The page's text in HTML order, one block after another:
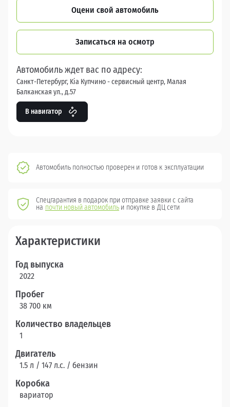
Оцени свой автомобиль
Записаться на осмотр
Автомобиль ждет вас по адресу:
Санкт-Петербург, Kia Купчино - сервисный центр, Малая
Балканская ул., д.57
В навигатор
Автомобиль полностью проверен и готов к эксплуатации
Спецгарантия в подарок при отправке заявки с сайта
на почти новый автомобиль и покупке в ДЦ сети
Характеристики
Год выпуска
2022
Пробег
38 700 км
Количество владельцев
1
Двигатель
1.5 л / 147 л.c. / бензин
Коробка
вариатор